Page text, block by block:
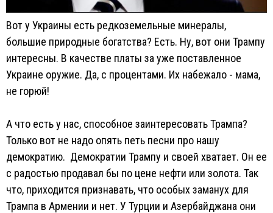
Вот у Украины есть редкоземельные минералы,
большие природные богатства? Есть. Ну, вот они Трампу
интересны. В качестве платы за уже поставленное
Украине оружие. Да, с процентами. Их набежало - мама,
не горюй!
А что есть у нас, способное заинтересовать Трампа?
Только вот не надо опять петь песни про нашу
демократию. Демократии Трампу и своей хватает. Он ее
с радостью продавал бы по цене нефти или золота. Так
что, приходится признавать, что особых заманух для
Трампа в Армении и нет. У Турции и Азербайджана они